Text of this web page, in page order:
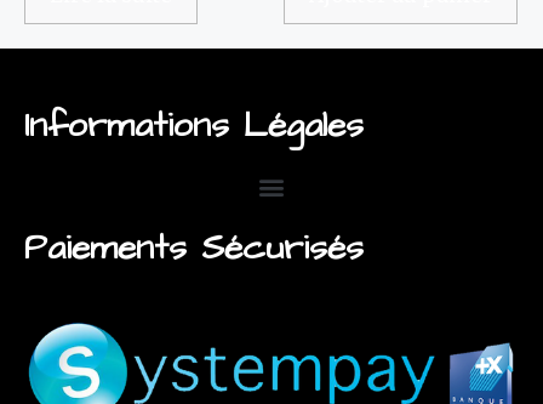
Informations Légales
Paiements Sécurisés